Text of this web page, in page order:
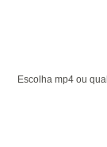
Escolha mp4 ou